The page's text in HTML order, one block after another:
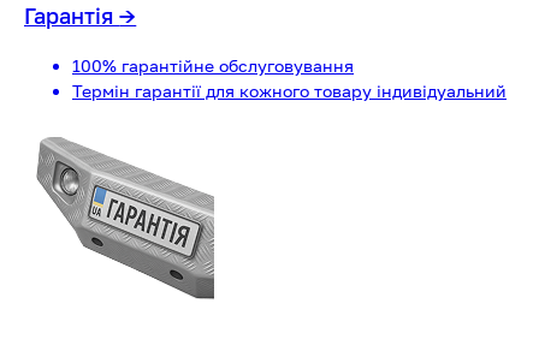
Гарантія→
100% гарантійне обслуговування
Термін гарантії для кожного товару індивідуальний